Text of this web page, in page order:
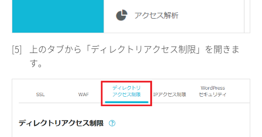
[5]
上のタブから「ディレクトリアクセス制限」を開きま
す。